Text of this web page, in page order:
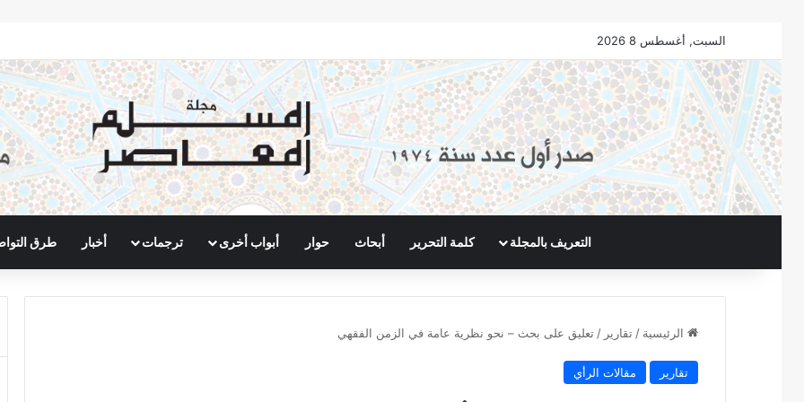
السبت, أغسطس 8 2026
التعريف بالمجلة كلمة التحرير أبحاث حوار أبواب أخرى ترجمات أخبار طرق
الرئيسية / تقارير / تعليق على بحث – نحو نظرية عامة في الزمن الفقهي
تقارير مقالات الرأي